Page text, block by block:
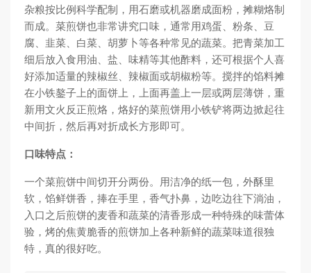
杂粮按比例科学配制，用石磨或机器磨成面粉，摊糊烙制
而成。菜煎饼也非常讲究口味，通常用鸡蛋、粉条、豆
腐、韭菜、白菜、胡萝卜等各种常见的蔬菜。把青菜加工
细后放入食用油、盐、味精等其他酢料，还可根据个人喜
好添加适量的辣椒丝、辣椒面或胡椒粉等。搅拌的馅料摊
在小铁鏊子上的面饼上，上面再盖上一层或两层薄饼，重
新用文火反正煎烙，烙好的菜煎饼用小铁铲将两边掀起往
中间折，然后再对折成长方形即可。
口味特点：
一个菜煎饼中间切开分两份。用洁净的纸一包，外酥里
软，馅鲜饼香，捧在手里，香气扑鼻，边吃边往下淌油，
入口之后煎饼的麦香和蔬菜的清香形成一种特殊的味蕾体
验，烤的焦黄脆香的煎饼加上各种新鲜的蔬菜味道很独
特，真的很好吃。